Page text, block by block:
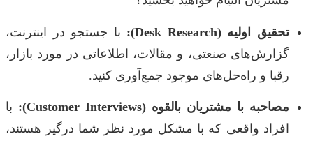
تحقیق اولیه (Desk Research):
با جستجو در اینترنت،
گزارش‌های صنعتی، و مقالات، اطلاعاتی در مورد بازار،
رقبا و راه‌حل‌های موجود جمع‌آوری کنید.
مصاحبه با مشتریان بالقوه (Customer Interviews):
با
افراد واقعی که با مشکل مورد نظر شما درگیر هستند،